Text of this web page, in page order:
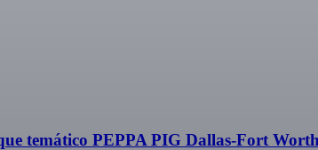
temático PEPPA PIG Dallas-Fort